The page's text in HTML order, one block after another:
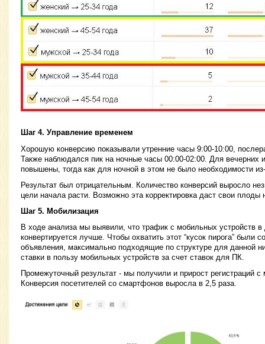
Шаг 4. Управление временем
Хорошую конверсию показывали утренние часы 9:00-10:00,
Также наблюдался пик на ночные часы 00:00-02:00. Для вечерних
повышены, тогда как для ночной в этом не было необходимости
Результат был отрицательным. Количество конверсий выросло
цели начала расти. Возможно эта корректировка даст свои
Шаг 5. Мобилизация
В ходе анализа мы выявили, что трафик с мобильных устройств в
конвертируется лучше. Чтобы охватить этот “кусок пирога” были
объявления, максимально подходящие по структуре для данной
ставки в пользу мобильных устройств за счет ставок для ПК.
Промежуточный результат - мы получили и прирост регистраций с
Конверсия посетителей со смартфонов выросла в 2,5 раза.